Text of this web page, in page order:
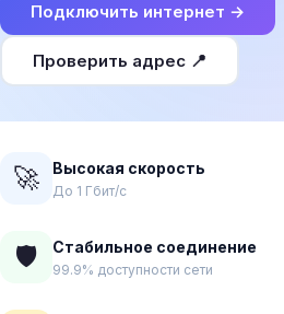
Подключить интернет →
Проверить адрес 📍
🚀 Высокая скорость
До 1 Гбит/с
🛡️ Стабильное соединение
99.9% доступности сети